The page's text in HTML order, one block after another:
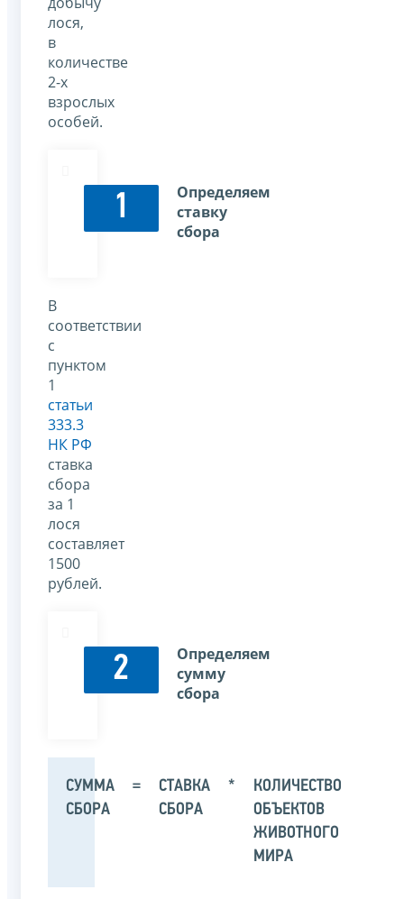
лося,
в
количестве
2-х
взрослых
особей.
1
Определяем
ставку
сбора
В
соответствии
с
пунктом
1
статьи
333.3
НК РФ
ставка
сбора
за 1
лося
составляет
1500
рублей.
2
Определяем
сумму
сбора
СУММА
СБОРА
=
СТАВКА
СБОРА
*
КОЛИЧЕСТВО
ОБЪЕКТОВ
ЖИВОТНОГО
МИРА